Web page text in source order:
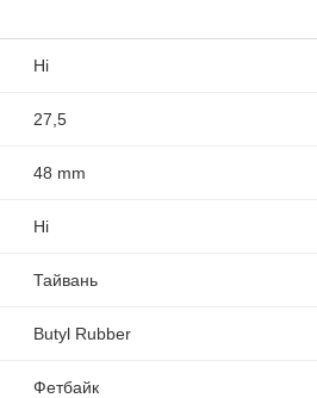
Ні
27,5
48 mm
Ні
Тайвань
Butyl Rubber
Фетбайк